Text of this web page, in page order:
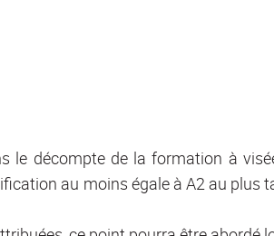
le décompte de la formation à
au moins égale à A2 au plus